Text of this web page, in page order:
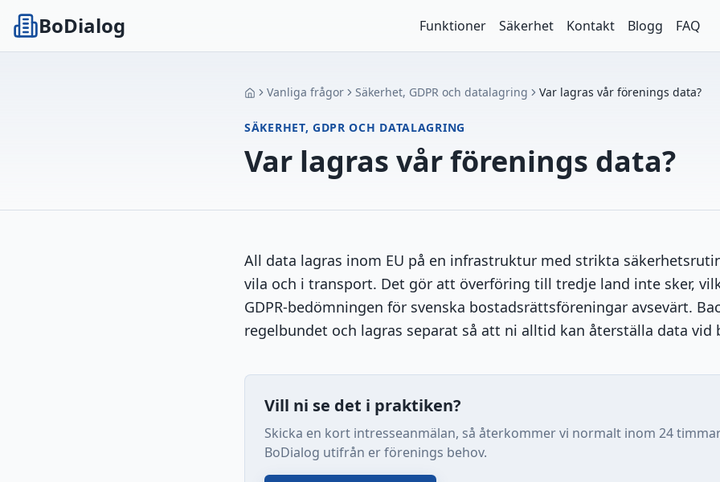
BoDialog Funktioner Säkerhet Kontakt Blogg FAQ
Vanliga frågor Säkerhet, GDPR och datalagring Var lagras vår förenings data?
SÄKERHET, GDPR OCH DATALAGRING
Var lagras vår förenings data?
All data lagras inom EU på en infrastruktur med strikta
vila och i transport. Det gör att överföring till tredje land inte sker,
GDPR-bedömningen för svenska bostadsrättsföreningar avsevärt.
regelbundet och lagras separat så att ni alltid kan återställa data vid
Vill ni se det i praktiken?
Skicka en kort intresseanmälan, så återkommer vi normalt inom 24
BoDialog utifrån er förenings behov.